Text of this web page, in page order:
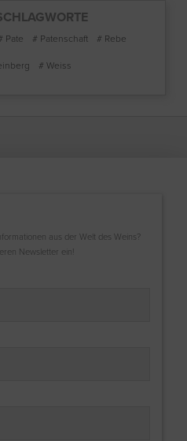
Pate # Patenschaft
# Rebe
# Weiss
aus der Welt des Weins?
Newsletter ein!